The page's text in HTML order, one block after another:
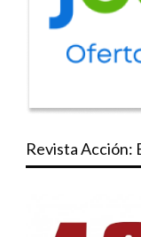
Revista Acción: